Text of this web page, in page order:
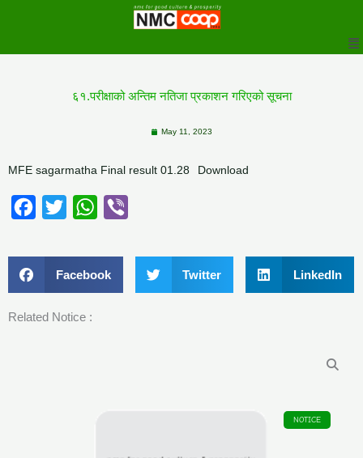
६१.परीक्षाको अन्तिम नतिजा प्रकाशन गरिएको सूचना
May 11, 2023
MFE sagarmatha Final result 01.28 Download
Facebook
Twitter WhatsApp
Facebook Twitter LinkedIn
Related Notice :
NOTICE